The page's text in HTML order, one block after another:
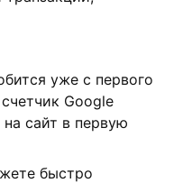
уже с первого
Google
сайт в первую
быстро